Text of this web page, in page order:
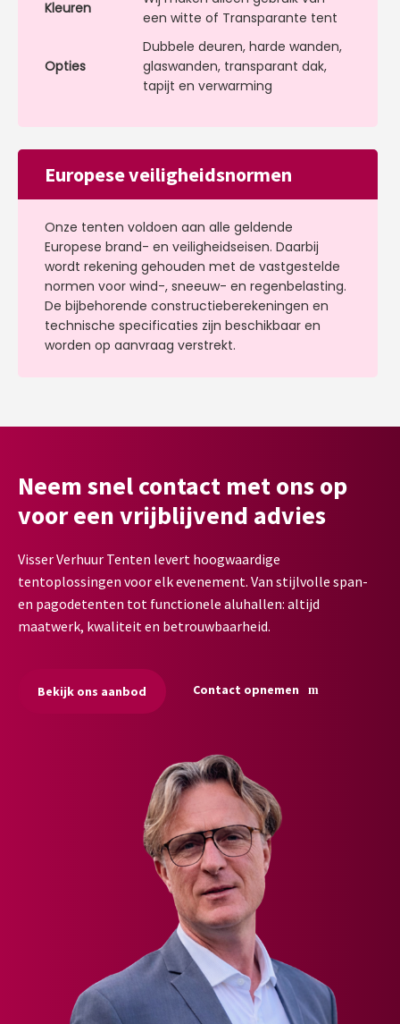
Kleuren
een witte of Transparante tent
Opties
Dubbele deuren, harde wanden,
glaswanden, transparant dak,
tapijt en verwarming
Europese veiligheidsnormen
Onze tenten voldoen aan alle geldende
Europese brand- en veiligheidseisen. Daarbij
wordt rekening gehouden met de vastgestelde
normen voor wind-, sneeuw- en regenbelasting.
De bijbehorende constructieberekeningen en
technische specificaties zijn beschikbaar en
worden op aanvraag verstrekt.
Neem snel contact met ons op
voor een vrijblijvend advies
Visser Verhuur Tenten levert hoogwaardige
tentoplossingen voor elk evenement. Van stijlvolle span-
en pagodetenten tot functionele aluhallen: altijd
maatwerk, kwaliteit en betrouwbaarheid.
Bekijk ons aanbod Contact opnemen